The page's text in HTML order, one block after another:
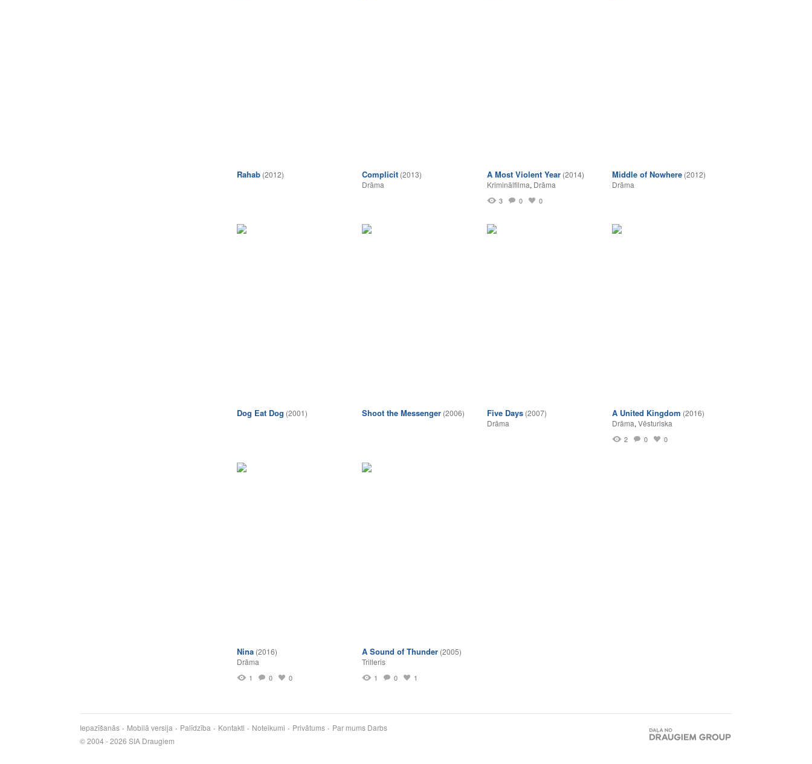
Rahab (2012) Complicit (2013)
Drāma
A Most Violent Year (2014)
Kriminālfilma, Drāma
3 0 0
Middle of Nowhere (2012)
Drāma
Dog Eat Dog (2001) Shoot the Messenger (2006) Five Days (2007)
Drāma
A United Kingdom (2016)
Drāma, Vēsturiska
2 0 0
Nina (2016)
Drāma
1 0 0
A Sound of Thunder (2005)
Trilleris
1 0 1
Iepazīšanās Mobilā versija Palīdzība Kontakti Noteikumi Privātums Par mums Darbs
© 2004 - 2026 SIA Draugiem